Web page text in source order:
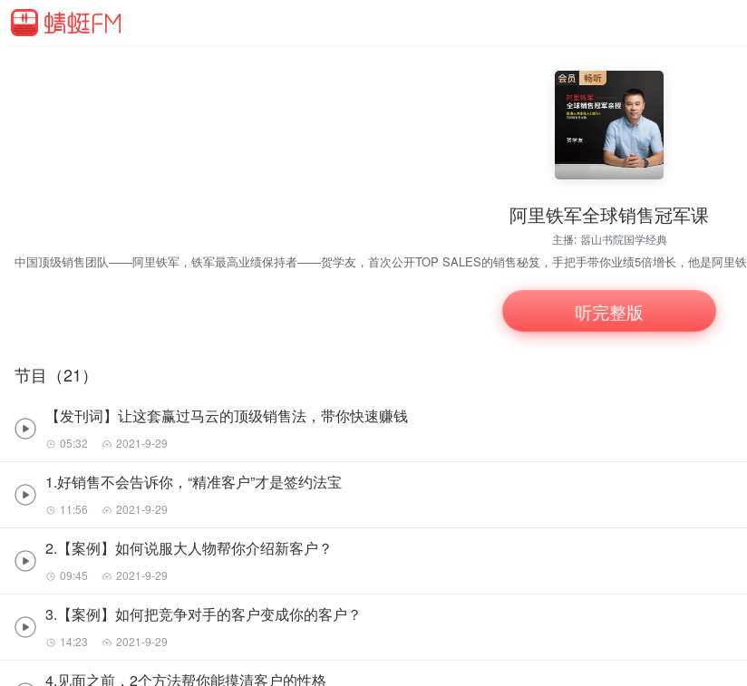
阿里铁军全球销售冠军课
主播: 嚣山书院国学经典
听完整版
节目（21）
【发刊词】让这套赢过马云的顶级销售法，带你快速赚钱
05:32 2021-9-29
1.好销售不会告诉你，“精准客户”才是签约法宝
11:56 2021-9-29
2.【案例】如何说服大人物帮你介绍新客户？
09:45 2021-9-29
3.【案例】如何把竞争对手的客户变成你的客户？
14:23 2021-9-29
4.见面之前，2个方法帮你能摸清客户的性格